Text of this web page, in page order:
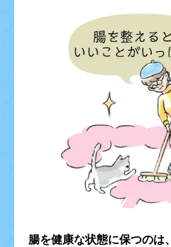
腸を健康な状態に保つのは、